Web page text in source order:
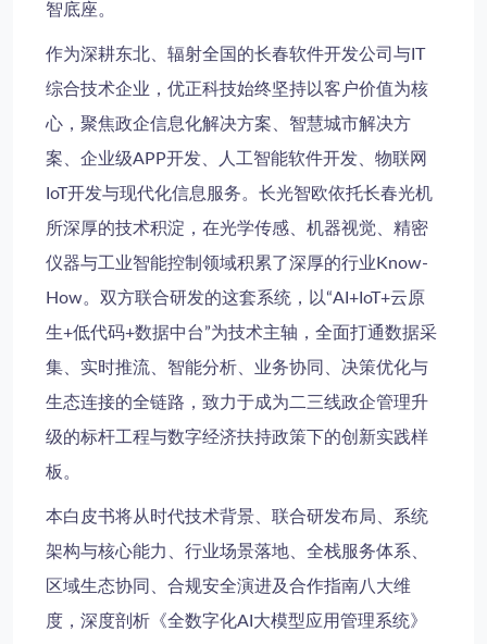
智底座。
作为深耕东北、辐射全国的长春软件开发公司 与 IT
综合技术企业 ，优正科技始终坚持以客户价值为核
心，聚焦政企信息化解决方案
智慧城市解决方
案
企业级APP开发 人工智能软件开发
物联网
IoT开发与现代化信息服务。长光智欧依托长春光机
所深厚的技术积淀，在光学传感、机器视觉、精密
仪器与工业智能控制领域积累了深厚的行业Know-
How。双方联合研发的这套系统，以“AI+IoT+云原
生+低代码+数据中台”为技术主轴，全面打通数据采
集、实时推流、智能分析、业务协同、决策优化与
生态连接的全链路，致力于成为二三线政企管理升
级的标杆工程与数字经济扶持政策 下的创新实践样
板。
本白皮书将从时代技术背景、联合研发布局、系统
架构与核心能力、行业场景落地、全栈服务体系、
区域生态协同、合规安全演进及合作指南八大维
度，深度剖析《全数字化AI大模型应用管理系统》